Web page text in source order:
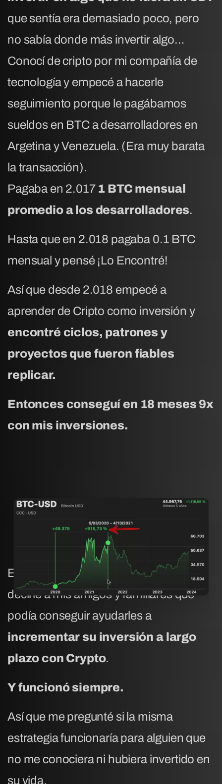
que sentía era demasiado poco, pero
no sabía donde más invertir algo…
Conocí de cripto por mi compañía de
tecnología y empecé a hacerle
seguimiento porque le pagábamos
sueldos en BTC a desarrolladores en
Argetina y Venezuela. (Era muy barata
la transacción).
Pagaba en 2.017 1 BTC mensual
promedio a los desarrolladores.
Hasta que en 2.018 pagaba 0.1 BTC
mensual y pensé ¡Lo Encontré!
Así que desde 2.018 empecé a
aprender de Cripto como inversión y
encontré ciclos, patrones y
proyectos que fueron fiables
replicar.
Entonces conseguí en 18 meses 9x
con mis inversiones.
Estaba tan seguro, que empece a
decirle a mis amigos y familiares que
podía conseguir ayudarles a
incrementar su inversión a largo
plazo con Crypto.
Y funcionó siempre.
Así que me pregunté si la misma
estrategia funcionaría para alguien que
no me conociera ni hubiera invertido en
su vida.